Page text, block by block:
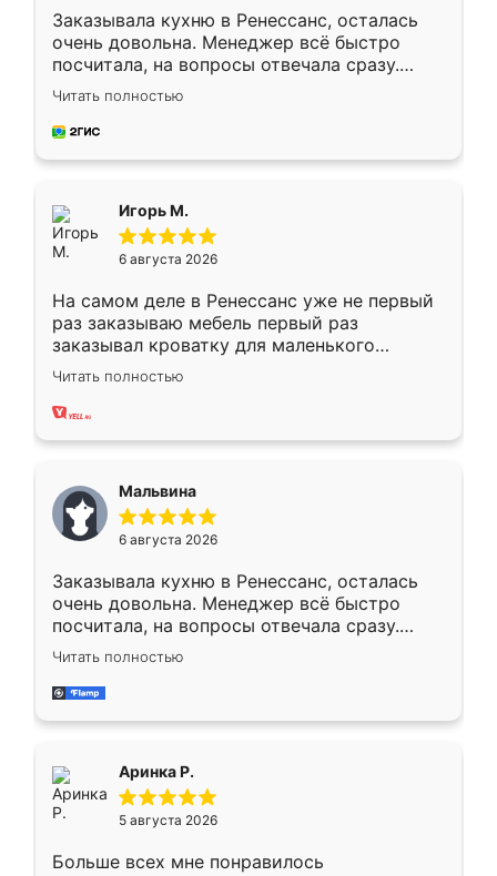
Заказывала кухню в Ренессанс, осталась
очень довольна. Менеджер всё быстро
посчитала, на вопросы отвечала сразу.
Замерщик приехал в субботу, подошёл к
делу со всей ответственностью. Собрали
за день, ребята работали аккуратно, даже
Читать полностью
Игорь М.
6 августа 2026
На самом деле в Ренессанс уже не первый
раз заказываю мебель первый раз
заказывал кроватку для маленького
ребёнка при его рождении ,во второй раз
заказал шкаф-купе. По качеству очень
хорошее сборка достаточно быстрая,
меньше, здесь же он более разнообразный.
Мне нравится ,если что-то потребуется из
мебели буду заказывать только здесь.
Читать полностью
Мальвина
6 августа 2026
Заказывала кухню в Ренессанс, осталась
очень довольна. Менеджер всё быстро
посчитала, на вопросы отвечала сразу.
Замерщик приехал в субботу, подошёл к
делу со всей ответственностью. Собрали
за день, ребята работали аккуратно, даже
Читать полностью
Аринка Р.
5 августа 2026
Больше всех мне понравилось